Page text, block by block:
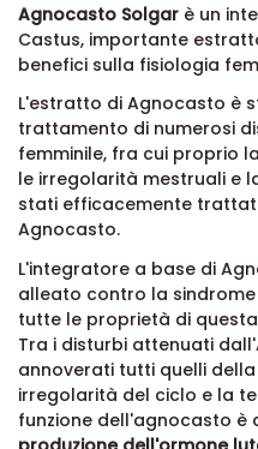
Agnocasto Solgar è un
Castus, importante
benefici sulla fisiologia
L'estratto di Agnocasto è
trattamento di numerosi
femminile, fra cui proprio
le irregolarità mestruali e
stati efficacemente
Agnocasto.
L'integratore a base di
alleato contro la
tutte le proprietà di
Tra i disturbi attenuati
annoverati tutti quelli
irregolarità del ciclo e la
funzione dell'agnocasto è